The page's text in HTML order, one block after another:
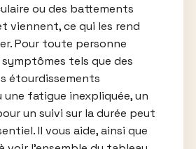
ou des battements
viennent, ce qui les rend
Pour toute personne
tels que des
étourdissements
une fatigue inexpliquée, un
un suivi sur la durée peut
Il vous aide, ainsi que